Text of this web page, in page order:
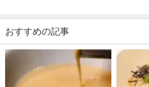
おすすめの記事